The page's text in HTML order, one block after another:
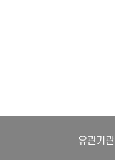
유관기관